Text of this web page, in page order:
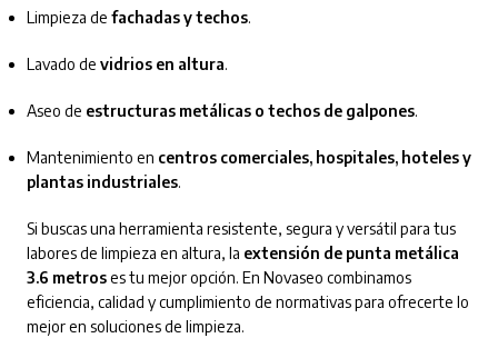
Limpieza de fachadas y techos.
Lavado de vidrios en altura.
Aseo de estructuras metálicas o techos de galpones.
Mantenimiento en centros comerciales, hospitales, hoteles y
plantas industriales.
Si buscas una herramienta resistente, segura y versátil para tus
labores de limpieza en altura, la extensión de punta metálica
3.6 metroses tu mejor opción. En Novaseo combinamos
eficiencia, calidad y cumplimiento de normativas para ofrecerte lo
mejor en soluciones de limpieza.